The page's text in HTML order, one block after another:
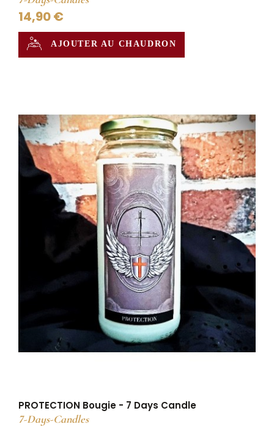
14,90 €
AJOUTER AU CHAUDRON
PROTECTION Bougie - 7 Days Candle
7-Days-Candles